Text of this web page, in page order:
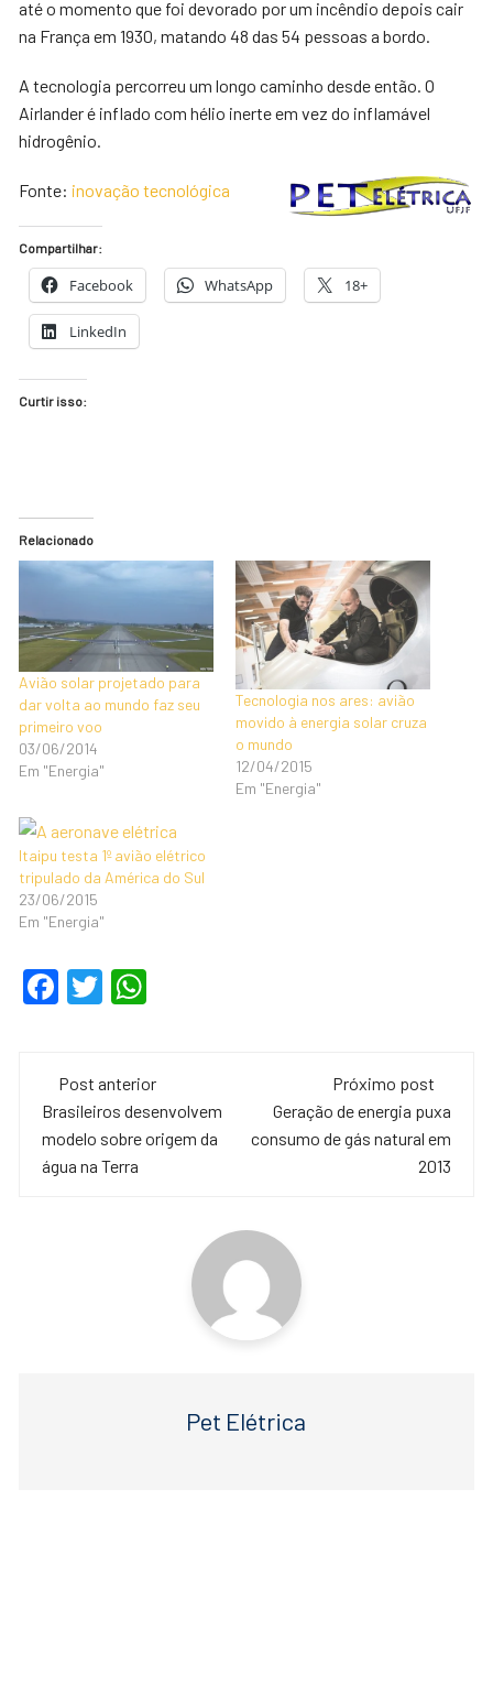
até o momento que foi devorado por um incêndio depois cair
na França em 1930, matando 48 das 54 pessoas a bordo.
A tecnologia percorreu um longo caminho desde então. O
Airlander é inflado com hélio inerte em vez do inflamável
hidrogênio.
Fonte: inovação tecnológica
Compartilhar:
Facebook WhatsApp 18+
LinkedIn
Curtir isso:
Relacionado
Avião solar projetado para
dar volta ao mundo faz seu
primeiro voo
03/06/2014
Em "Energia"
Tecnologia nos ares: avião
movido à energia solar cruza
o mundo
12/04/2015
Em "Energia"
Itaipu testa 1º avião elétrico
tripulado da América do Sul
23/06/2015
Em "Energia"
F
e
b
o
T
er s
A
Navegação
de
post
Post anterior
Brasileiros desenvolvem
modelo sobre origem da
água na Terra
Próximo post
Geração de energia puxa
consumo de gás natural em
2013
Pet Elétrica